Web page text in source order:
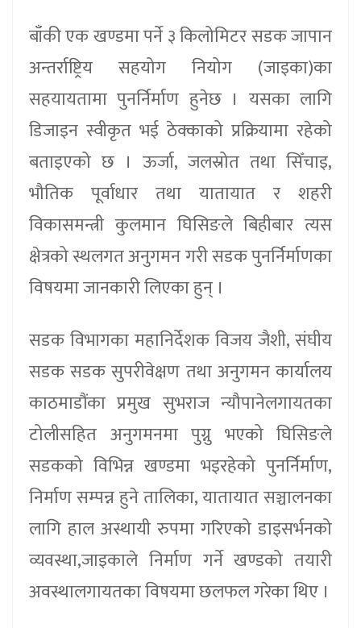
बाँकी एक खण्डमा पर्ने ३ किलोमिटर सडक जापान
अन्तर्राष्ट्रिय सहयोग नियोग (जाइका)का
सहयायतामा पुनर्निर्माण हुनेछ । यसका लागि
डिजाइन स्वीकृत भई ठेक्काको प्रक्रियामा रहेको
बताइएको छ । ऊर्जा, जलस्रोत तथा सिँचाइ,
भौतिक पूर्वाधार तथा यातायात र शहरी
विकासमन्त्री कुलमान घिसिङले बिहीबार त्यस
क्षेत्रको स्थलगत अनुगमन गरी सडक पुनर्निर्माणका
विषयमा जानकारी लिएका हुन् ।
सडक विभागका महानिर्देशक विजय जैशी, संघीय
सडक सडक सुपरीवेक्षण तथा अनुगमन कार्यालय
काठमाडौंका प्रमुख सुभराज न्यौपानेलगायतका
टोलीसहित अनुगमनमा पुग्नु भएको घिसिङले
सडकको विभिन्न खण्डमा भइरहेको पुनर्निर्माण,
निर्माण सम्पन्न हुने तालिका, यातायात सञ्चालनका
लागि हाल अस्थायी रुपमा गरिएको डाइसर्भनको
व्यवस्था,जाइकाले निर्माण गर्ने खण्डको तयारी
अवस्थालगायतका विषयमा छलफल गरेका थिए ।